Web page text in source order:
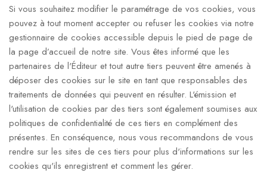
Si vous souhaitez modifier le paramétrage de vos cookies, vous
pouvez à tout moment accepter ou refuser les cookies via notre
gestionnaire de cookies accessible depuis le pied de page de
la page d’accueil de notre site. Vous êtes informé que les
partenaires de l'Éditeur et tout autre tiers peuvent être amenés à
déposer des cookies sur le site en tant que responsables des
traitements de données qui peuvent en résulter. L'émission et
l'utilisation de cookies par des tiers sont également soumises aux
politiques de confidentialité de ces tiers en complément des
présentes. En conséquence, nous vous recommandons de vous
rendre sur les sites de ces tiers pour plus d'informations sur les
cookies qu'ils enregistrent et comment les gérer.